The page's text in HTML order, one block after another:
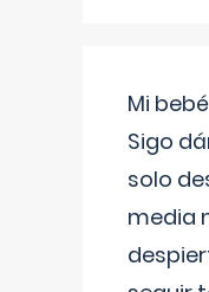
Mi
Sigo
solo
media